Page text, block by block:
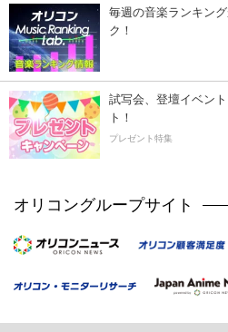
毎週の音楽ランキン
ク！
試写会、登壇イベン
ト！
プレゼント特集
オリコングループサイト